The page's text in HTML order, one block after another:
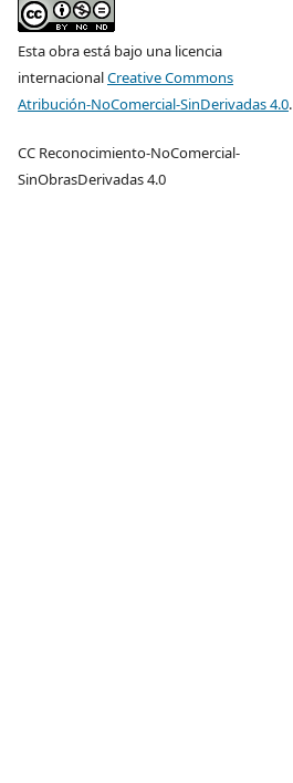
Esta obra está bajo una licencia
internacionalCreative Commons
Atribución-NoComercial-SinDerivadas 4.0.
CC Reconocimiento-NoComercial-
SinObrasDerivadas 4.0